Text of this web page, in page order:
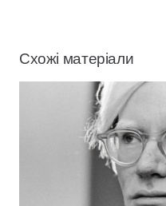
Схожі матеріали